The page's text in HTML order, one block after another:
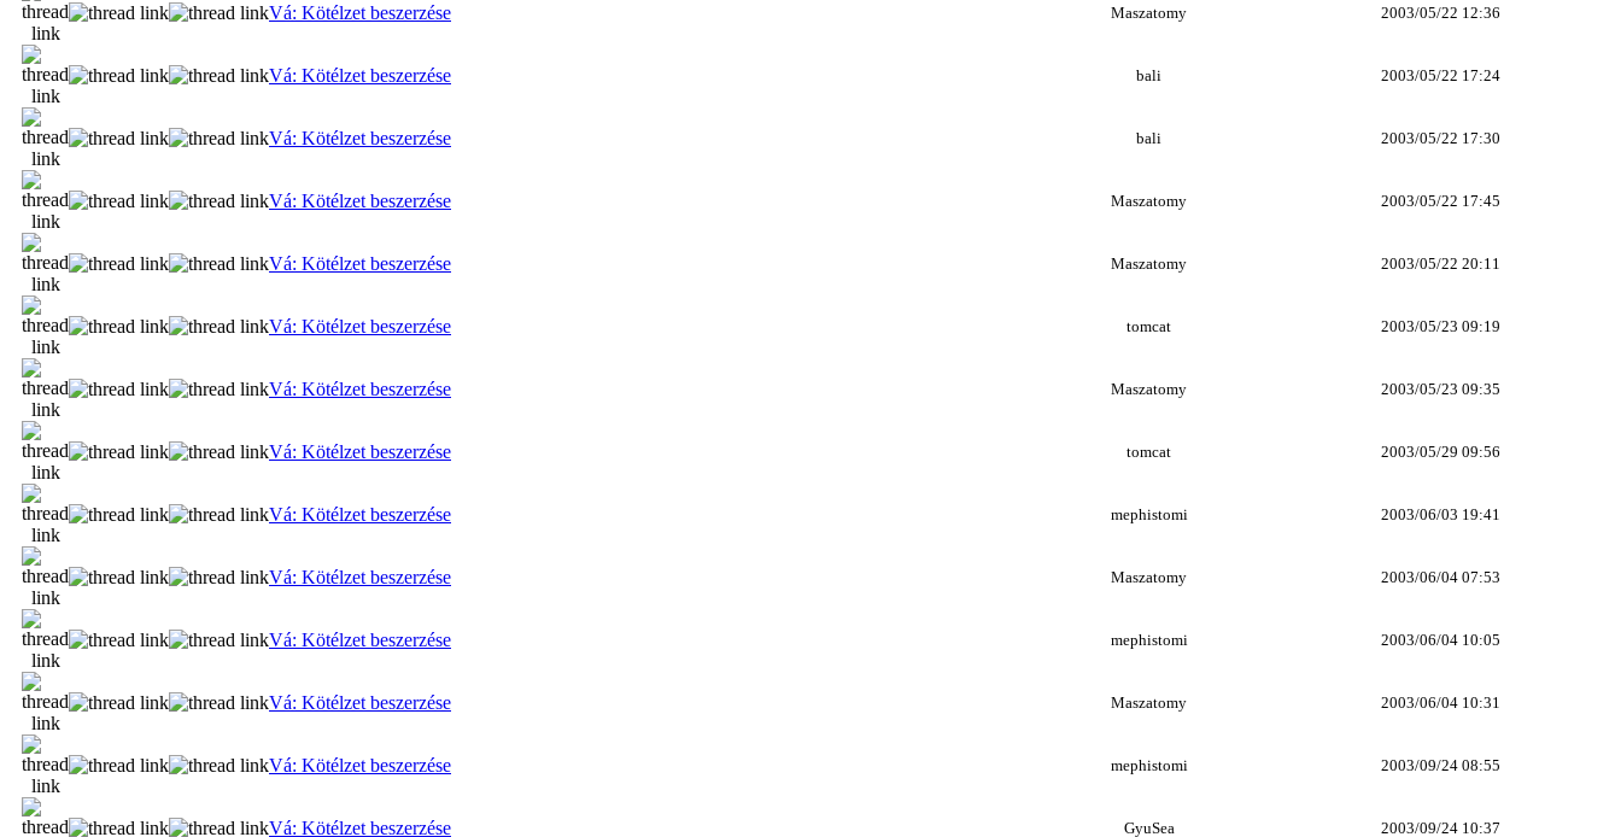
Vá: Kötélzet beszerzése Maszatomy 2003/05/22 12:36
Vá: Kötélzet beszerzése bali 2003/05/22 17:24
Vá: Kötélzet beszerzése bali 2003/05/22 17:30
Vá: Kötélzet beszerzése Maszatomy 2003/05/22 17:45
Vá: Kötélzet beszerzése Maszatomy 2003/05/22 20:11
Vá: Kötélzet beszerzése tomcat 2003/05/23 09:19
Vá: Kötélzet beszerzése Maszatomy 2003/05/23 09:35
Vá: Kötélzet beszerzése tomcat 2003/05/29 09:56
Vá: Kötélzet beszerzése mephistomi 2003/06/03 19:41
Vá: Kötélzet beszerzése Maszatomy 2003/06/04 07:53
Vá: Kötélzet beszerzése mephistomi 2003/06/04 10:05
Vá: Kötélzet beszerzése Maszatomy 2003/06/04 10:31
Vá: Kötélzet beszerzése mephistomi 2003/09/24 08:55
Vá: Kötélzet beszerzése GyuSea 2003/09/24 10:37